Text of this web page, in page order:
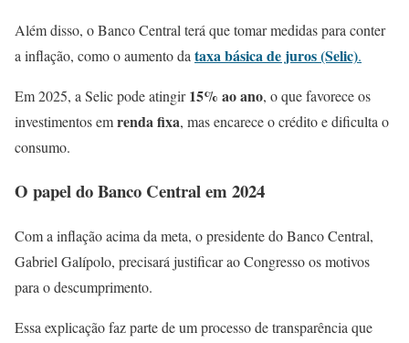
Além disso, o Banco Central terá que tomar medidas para conter
a inflação, como o aumento da taxa básica de juros (Selic).
Em 2025, a Selic pode atingir15% ao ano, o que favorece os
investimentos emrenda fixa, mas encarece o crédito e dificulta o
consumo.
O papel do Banco Central em 2024
Com a inflação acima da meta, o presidente do Banco Central,
Gabriel Galípolo, precisará justificar ao Congresso os motivos
para o descumprimento.
Essa explicação faz parte de um processo de transparência que